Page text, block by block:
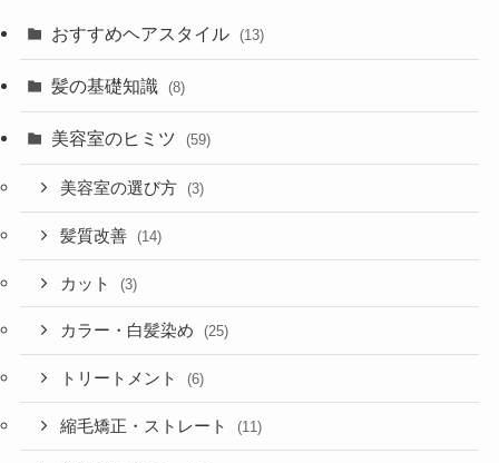
おすすめヘアスタイル (13)
髪の基礎知識 (8)
美容室のヒミツ (59)
美容室の選び方 (3)
髪質改善 (14)
カット (3)
カラー・白髪染め (25)
トリートメント (6)
縮毛矯正・ストレート (11)